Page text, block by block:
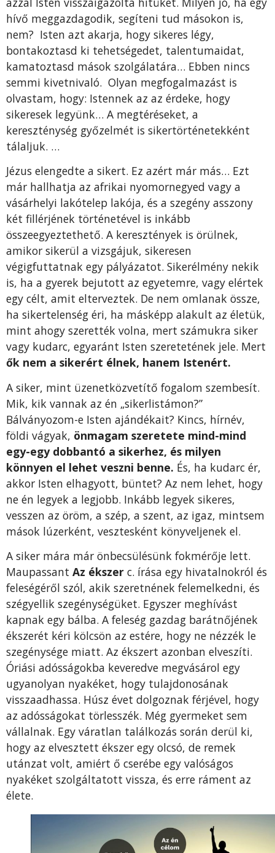
hívő meggazdagodik, segíteni tud másokon is,
nem? Isten azt akarja, hogy sikeres légy,
bontakoztasd ki tehetségedet, talentumaidat,
kamatoztasd mások szolgálatára… Ebben nincs
semmi kivetnivaló. Olyan megfogalmazást is
olvastam, hogy: Istennek az az érdeke, hogy
sikeresek legyünk… A megtéréseket, a
kereszténység győzelmét is sikertörténetekként
tálaljuk. …
Jézus elengedte a sikert. Ez azért már más… Ezt
már hallhatja az afrikai nyomornegyed vagy a
vásárhelyi lakótelep lakója, és a szegény asszony
két fillérjének történetével is inkább
összeegyeztethető. A keresztények is örülnek,
amikor sikerül a vizsgájuk, sikeresen
végigfuttatnak egy pályázatot. Sikerélmény nekik
is, ha a gyerek bejutott az egyetemre, vagy elértek
egy célt, amit elterveztek. De nem omlanak össze,
ha sikertelenség éri, ha másképp alakult az életük,
mint ahogy szerették volna, mert számukra siker
vagy kudarc, egyaránt Isten szeretetének jele. Mert
ők nem a sikerért élnek, hanem Istenért.
A siker, mint üzenetközvetítő fogalom szembesít.
Mik, kik vannak az én „sikerlistámon?”
Bálványozom-e Isten ajándékait? Kincs, hírnév,
földi vágyak, önmagam szeretete mind-mind
egy-egy dobbantó a sikerhez, és milyen
könnyen el lehet veszni benne. És, ha kudarc ér,
akkor Isten elhagyott, büntet? Az nem lehet, hogy
ne én legyek a legjobb. Inkább legyek sikeres,
vesszen az öröm, a szép, a szent, az igaz, mintsem
mások lúzerként, vesztesként könyveljenek el.
A siker mára már önbecsülésünk fokmérője lett.
Maupassant Az ékszer c. írása egy hivatalnokról és
feleségéről szól, akik szeretnének felemelkedni, és
szégyellik szegénységüket. Egyszer meghívást
kapnak egy bálba. A feleség gazdag barátnőjének
ékszerét kéri kölcsön az estére, hogy ne nézzék le
szegénysége miatt. Az ékszert azonban elveszíti.
Óriási adósságokba keveredve megvásárol egy
ugyanolyan nyakéket, hogy tulajdonosának
visszaadhassa. Húsz évet dolgoznak férjével, hogy
az adósságokat törlesszék. Még gyermeket sem
vállalnak. Egy váratlan találkozás során derül ki,
hogy az elvesztett ékszer egy olcsó, de remek
utánzat volt, amiért ő cserébe egy valóságos
nyakéket szolgáltatott vissza, és erre ráment az
élete.